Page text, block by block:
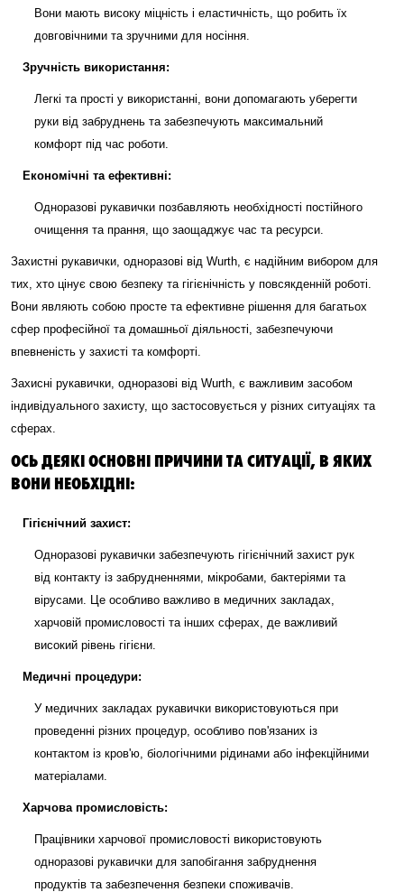
Вони мають високу міцність і еластичність, що робить їх
довговічними та зручними для носіння.
Зручність використання:
Легкі та прості у використанні, вони допомагають уберегти
руки від забруднень та забезпечують максимальний
комфорт під час роботи.
Економічні та ефективні:
Одноразові рукавички позбавляють необхідності постійного
очищення та прання, що заощаджує час та ресурси.
Захистні рукавички, одноразові від Wurth, є надійним вибором для
тих, хто цінує свою безпеку та гігієнічність у повсякденній роботі.
Вони являють собою просте та ефективне рішення для багатьох
сфер професійної та домашньої діяльності, забезпечуючи
впевненість у захисті та комфорті.
Захисні рукавички, одноразові від Wurth, є важливим засобом
індивідуального захисту, що застосовується у різних ситуаціях та
сферах.
ОСЬ ДЕЯКІ ОСНОВНІ ПРИЧИНИ ТА СИТУАЦІЇ, В ЯКИХ
ВОНИ НЕОБХІДНІ:
Гігієнічний захист:
Одноразові рукавички забезпечують гігієнічний захист рук
від контакту із забрудненнями, мікробами, бактеріями та
вірусами. Це особливо важливо в медичних закладах,
харчовій промисловості та інших сферах, де важливий
високий рівень гігієни.
Медичні процедури:
У медичних закладах рукавички використовуються при
проведенні різних процедур, особливо пов'язаних із
контактом із кров'ю, біологічними рідинами або інфекційними
матеріалами.
Харчова промисловість:
Працівники харчової промисловості використовують
одноразові рукавички для запобігання забруднення
продуктів та забезпечення безпеки споживачів.